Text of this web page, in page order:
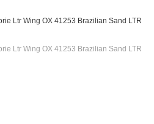
Ltr Wing OX 41253 Brazilian Sand LTR
Ltr Wing OX 41253 Brazilian Sand LTR